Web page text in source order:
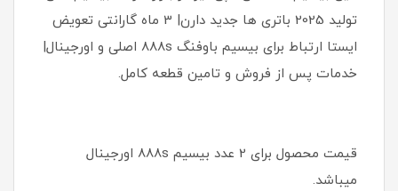
تولید 2025 باتری ها جدید دارن| 3 ماه گارانتی تعویض
ایستا ارتباط برای بیسیم باوفنگ ۸۸۸s اصلی و اورجینال|
خدمات پس از فروش و تامین قطعه کامل.
قیمت محصول برای 2 عدد بیسیم 888s اورجینال
میباشد.